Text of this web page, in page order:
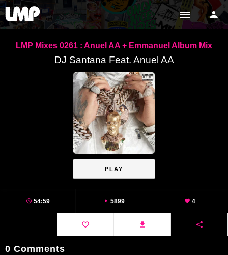
LMP Mixes 0261 : Anuel AA + Emmanuel Album Mix
DJ Santana Feat. Anuel AA
PLAY
54:59 5899 4
0 Comments